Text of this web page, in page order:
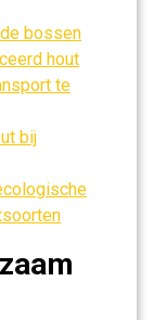
bossen
hout
te
bij